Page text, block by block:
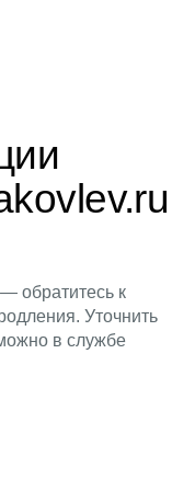
обратитесь к
Уточнить
в службе